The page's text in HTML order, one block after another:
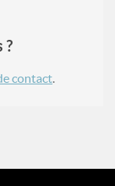
?
contact.